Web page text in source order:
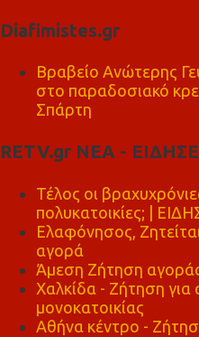
Diafimistes.gr
Βραβείο Ανώτερης
στο παραδοσιακό
Σπάρτη
RETV.gr ΝΕΑ -
Τέλος οι
πολυκατοικίες; |
Ελαφόνησος,
αγορά
Άμεση Ζήτηση
Χαλκίδα - Ζήτηση για
μονοκατοικίας
Αθήνα κέντρο -